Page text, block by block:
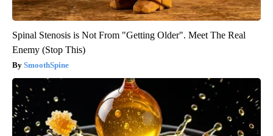
Spinal Stenosis is Not From "Getting Older". Meet The Real
Enemy (Stop This)
SmoothSpine